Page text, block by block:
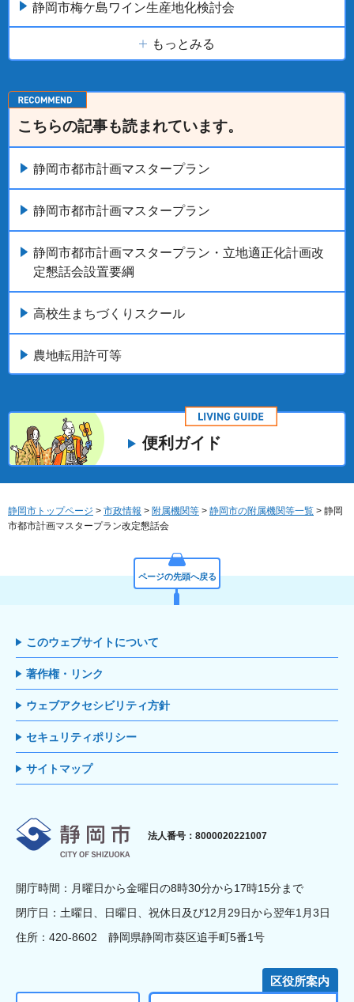
静岡市梅ケ島ワイン生産地化検討会
もっとみる
こちらの記事も読まれています。
静岡市都市計画マスタープラン
静岡市都市計画マスタープラン
静岡市都市計画マスタープラン・立地適正化計画改
定懇話会設置要綱
高校生まちづくりスクール
農地転用許可等
便利ガイド
静岡市トップページ > 市政情報 > 附属機関等 > 静岡市の附属機関等一覧 > 静岡
市都市計画マスタープラン改定懇話会
ページの先頭へ戻る
このウェブサイトについて
著作権・リンク
ウェブアクセシビリティ方針
セキュリティポリシー
サイトマップ
静岡市
法人番号：8000020221007
開庁時間：月曜日から金曜日の8時30分から17時15分まで
閉庁日：土曜日、日曜日、祝休日及び12月29日から翌年1月3日
住所：420-8602 静岡県静岡市葵区追手町5番1号
区役所案内